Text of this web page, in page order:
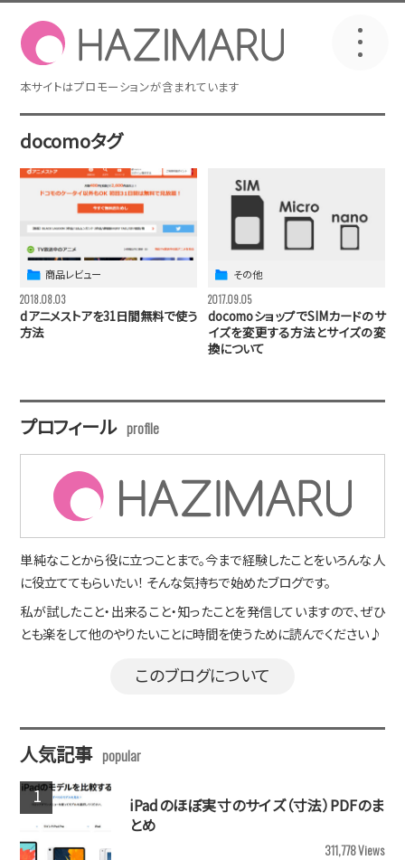
docomoタグ
dアニメストアを31日間無料で使う
方法
商品レビュー
2018.08.03
docomoショップでSIMカードのサ
イズを変更する方法とサイズの変
換について
その他
2017.09.05
プロフィール
単純なことから役に立つことまで。今まで経験したことをいろんな人
に役立ててもらいたい！ そんな気持ちで始めたブログです。
私が試したこと・出来ること・知ったことを発信していますので、ぜひ
とも楽をして他のやりたいことに時間を使うために読んでください♪
このブログについて
人気記事
iPadのほぼ実寸のサイズ（寸法）PDFのま
とめ
311,778Views